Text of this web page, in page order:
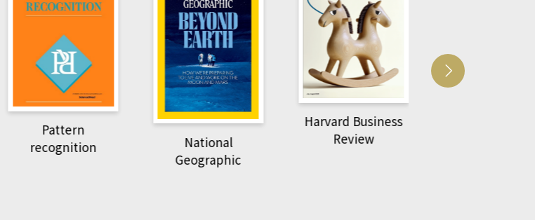
Pattern
recognition
National
Geographic
Harvard Business
Review